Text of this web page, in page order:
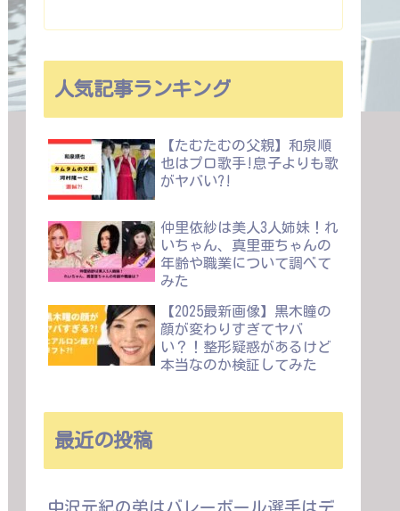
人気記事ランキング
【たむたむの父親】和泉順
也はプロ歌手!息子よりも歌
がヤバい?!
仲里依紗は美人3人姉妹！れ
いちゃん、真里亜ちゃんの
年齢や職業について調べて
みた
【2025最新画像】黒木瞳の
顔が変わりすぎてヤバ
い？！整形疑惑があるけど
本当なのか検証してみた
最近の投稿
中沢元紀の弟はバレーボール選手はデ